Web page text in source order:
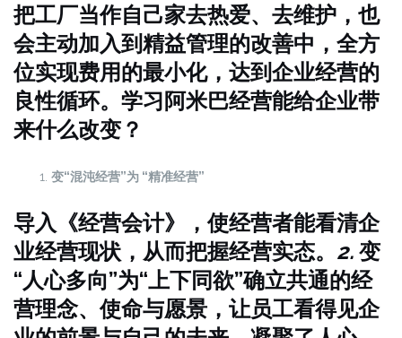
把工厂当作自己家去热爱、去维护，也
会主动加入到精益管理的改善中，全方
位实现费用的最小化，达到企业经营的
良性循环。 学习阿米巴经营能给企业带
来什么改变？
变“混沌经营”为 “精准经营”
导入《经营会计》，使经营者能看清企
业经营现状，从而把握经营实态。 2. 变
“人心多向”为“上下同欲”确立共通的经
营理念、使命与愿景，让员工看得见企